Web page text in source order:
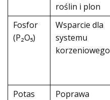
roślin i plon
Fosfor
(P₂O₅)
Wsparcie dla
systemu
korzeniowego
Potas
Poprawa